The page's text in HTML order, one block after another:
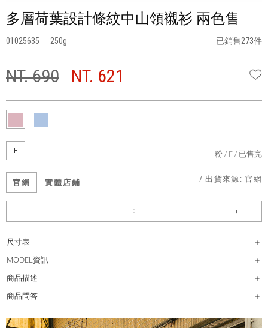
多層荷葉設計條紋中山領襯衫 兩色售
01025635 250 已銷售273件
NT. 690 NT. 621
F 粉 F 已售完
官網 實體店鋪 / 出貨來源:官網
尺寸表
MODEL資訊
商品描述
商品問答